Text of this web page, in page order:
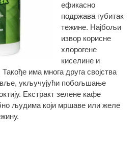
ефикасно
подржава губитак
тежине. Најбољи
извор корисне
хлорогене
киселине и
има многа друга својства
укључујући побољшање
Екстракт зелене кафе
људима који мршаве или желе